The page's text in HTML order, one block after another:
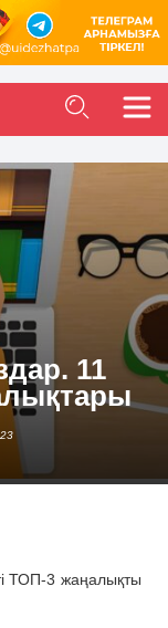
11
ТОП-3 жаңалықты